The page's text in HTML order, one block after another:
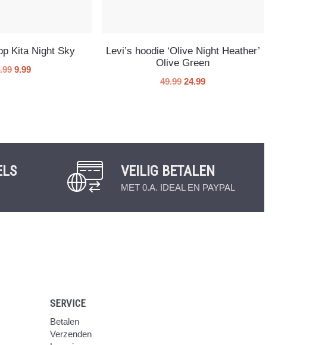
Kita Night Sky
9.99
Levi’s hoodie ‘Olive Night Heather’
Olive Green
49.99 24.99
VEILIG BETALEN
MET 0.A. IDEAL EN PAYPAL
SERVICE
Betalen
Verzenden